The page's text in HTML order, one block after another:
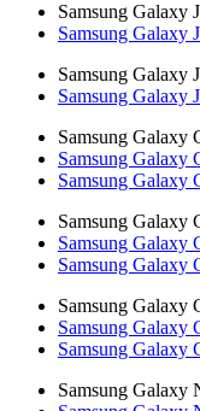
Samsung Galaxy
Samsung Galaxy
Samsung Galaxy
Samsung Galaxy
Samsung Galaxy
Samsung Galaxy
Samsung Galaxy
Samsung Galaxy
Samsung Galaxy
Samsung Galaxy
Samsung Galaxy
Samsung Galaxy
Samsung Galaxy
Samsung Galaxy